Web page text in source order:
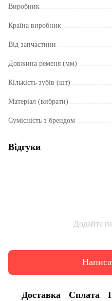
Виробник
Країна виробник
Від запчастини
Довжина ременя (мм)
Кількість зубів (шт)
Матеріал (вибрати)
Сумісність з брендом
Відгуки
Додайте
Доставка Сплата